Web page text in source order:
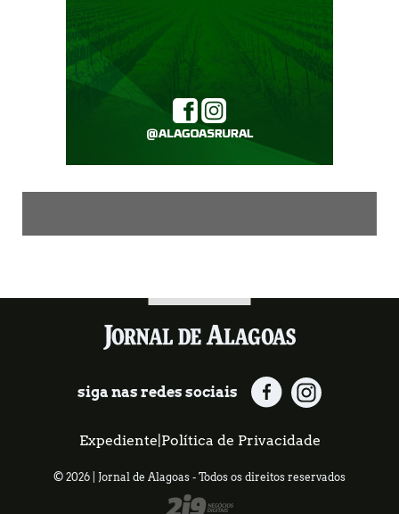
siga nas redes sociais
Expediente Política de Privacidade
© 2026 | Jornal de Alagoas - Todos os direitos reservados